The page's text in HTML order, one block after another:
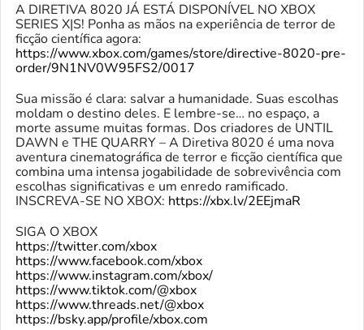
A DIRETIVA 8020 JÁ ESTÁ DISPONÍVEL NO XBOX
SERIES X|S! Ponha as mãos na experiência de terror de
ficção científica agora:
https://www.xbox.com/games/store/directive-8020-pre-
order/9N1NV0W95FS2/0017
Sua missão é clara: salvar a humanidade. Suas escolhas
moldam o destino deles. E lembre-se… no espaço, a
morte assume muitas formas. Dos criadores de UNTIL
DAWN e THE QUARRY – A Diretiva 8020 é uma nova
aventura cinematográfica de terror e ficção científica que
combina uma intensa jogabilidade de sobrevivência com
escolhas significativas e um enredo ramificado.
INSCREVA-SE NO XBOX: https://xbx.lv/2EEjmaR
SIGA O XBOX
https://twitter.com/xbox
https://www.facebook.com/xbox
https://www.instagram.com/xbox/
https://www.tiktok.com/@xbox
https://www.threads.net/@xbox
https://bsky.app/profile/xbox.com